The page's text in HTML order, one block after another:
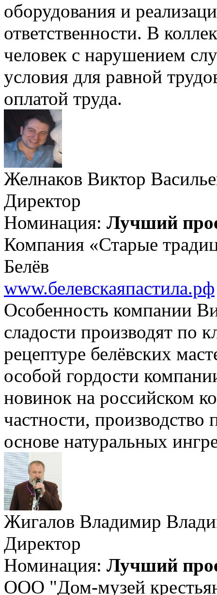
оборудования и
ответственности. В
человек с нарушением
условия для равной
оплатой труда.
Желнаков Виктор
Директор
Номинация: Лучший
Компания «Старые
Белёв
www.белевскаяпастила.рф
Особенность компании
сладости производят по
рецептуре белёвских
особой гордости
новинок на российском
частности,
основе натуральных
Жигалов Владимир
Директор
Номинация: Лучший
ООО "Дом-музей